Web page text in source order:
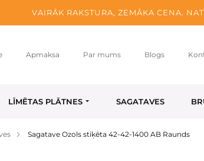
VAIRĀK RAKSTURA, ZEMĀKA CENA.
Apmaksa Par mums Blogs
LĪMĒTAS PLĀTNES SAGATAVES
Sagatave Ozols stiķēta 42-42-1400 AB Raunds